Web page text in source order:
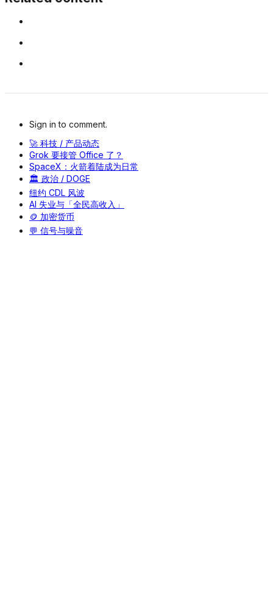
Related content
Sign in to comment.
🚀 科技 / 产品动态
Grok 要接管 Office 了？
SpaceX：火箭着陆成为日常
🏛️ 政治 / DOGE
纽约 CDL 风波
AI 失业与「全民高收入」